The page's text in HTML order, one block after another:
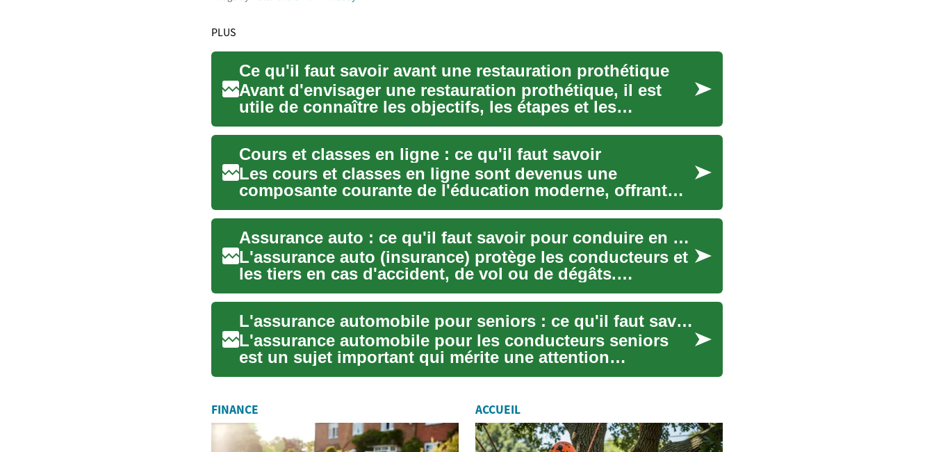
PLUS
Ce qu'il faut savoir avant une restauration prothétique
Avant d'envisager une restauration prothétique, il est
utile de connaître les objectifs, les étapes et les
implicatio...
Cours et classes en ligne : ce qu'il faut savoir
Les cours et classes en ligne sont devenus une
composante courante de l'éducation moderne, offrant
aux apprenants plu...
Assurance auto : ce qu'il faut savoir pour conduire en sécurité
L'assurance auto (insurance) protège les conducteurs et
les tiers en cas d'accident, de vol ou de dégâts.
Comprendre ...
L'assurance automobile pour seniors : ce qu'il faut savoir
L'assurance automobile pour les conducteurs seniors
est un sujet important qui mérite une attention
particulière. Ave...
FINANCE ACCUEIL